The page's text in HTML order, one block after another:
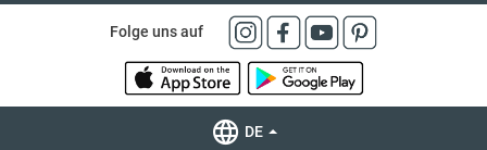
Folge uns auf
DE